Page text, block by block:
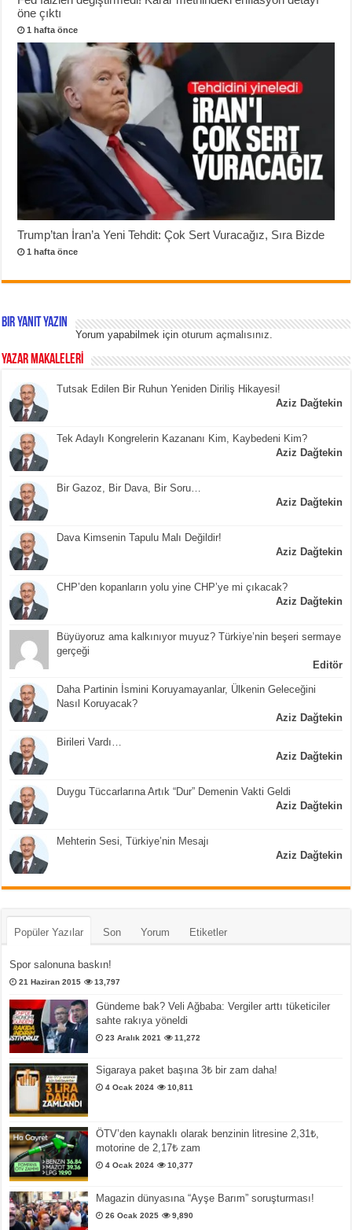
öne çıktı
1 hafta önce
Trump’tan İran’a Yeni Tehdit: Çok Sert Vuracağız, Sıra Bizde
1 hafta önce
Bir yanıt yazın
Yorum yapabilmek içinoturum açmalısınız.
YAZAR MAKALELERİ
Tutsak Edilen Bir Ruhun Yeniden Diriliş Hikayesi!
Aziz Dağtekin
Tek Adaylı Kongrelerin Kazananı Kim, Kaybedeni Kim?
Aziz Dağtekin
Bir Gazoz, Bir Dava, Bir Soru…
Aziz Dağtekin
Dava Kimsenin Tapulu Malı Değildir!
Aziz Dağtekin
CHP’den kopanların yolu yine CHP’ye mi çıkacak?
Aziz Dağtekin
Büyüyoruz ama kalkınıyor muyuz? Türkiye’nin beşeri sermaye
gerçeği
Editör
Daha Partinin İsmini Koruyamayanlar, Ülkenin Geleceğini
Nasıl Koruyacak?
Aziz Dağtekin
Birileri Vardı…
Aziz Dağtekin
Duygu Tüccarlarına Artık “Dur” Demenin Vakti Geldi
Aziz Dağtekin
Mehterin Sesi, Türkiye’nin Mesajı
Aziz Dağtekin
Popüler Yazılar Son Yorum Etiketler
Spor salonuna baskın!
21 Haziran 2015 13,797
Gündeme bak? Veli Ağbaba: Vergiler arttı tüketiciler
sahte rakıya yöneldi
23 Aralık 2021 11,272
Sigaraya paket başına 3₺ bir zam daha!
4 Ocak 2024 10,811
ÖTV’den kaynaklı olarak benzinin litresine 2,31₺,
motorine de 2,17₺ zam
4 Ocak 2024 10,377
Magazin dünyasına “Ayşe Barım” soruşturması!
26 Ocak 2025 9,890